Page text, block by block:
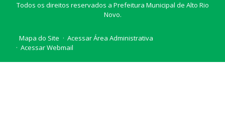
Todos os direitos reservados a Prefeitura Municipal de Alto Rio
Novo.
Mapa do Site
Acessar Área Administrativa
Acessar Webmail